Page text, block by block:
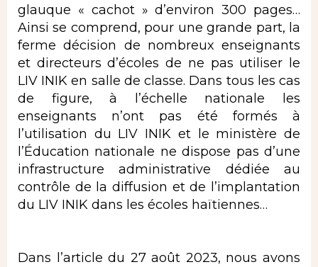
glauque « cachot » d’environ 300 pages…
Ainsi se comprend, pour une grande part, la
ferme décision de nombreux enseignants
et directeurs d’écoles de ne pas utiliser le
LIV INIK en salle de classe. Dans tous les cas
de figure, à l’échelle nationale les
enseignants n’ont pas été formés à
l’utilisation du LIV INIK et le ministère de
l’Éducation nationale ne dispose pas d’une
infrastructure administrative dédiée au
contrôle de la diffusion et de l’implantation
du LIV INIK dans les écoles haïtiennes…
Dans l’article du 27 août 2023, nous avons